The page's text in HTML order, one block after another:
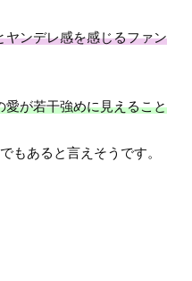
ヤンデレ感を感じるファン
愛が若干強めに見えること
もあると言えそうです。